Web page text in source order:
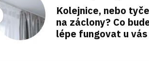
Kolejnice, nebo tyče
na záclony? Co
lépe fungovat u vás